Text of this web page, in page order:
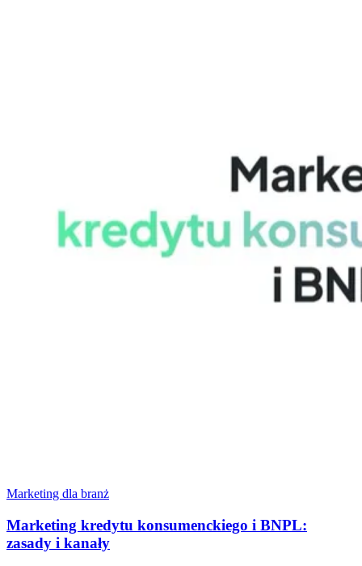
Marketing dla branż
Marketing kredytu konsumenckiego i BNPL:
zasady i kanały